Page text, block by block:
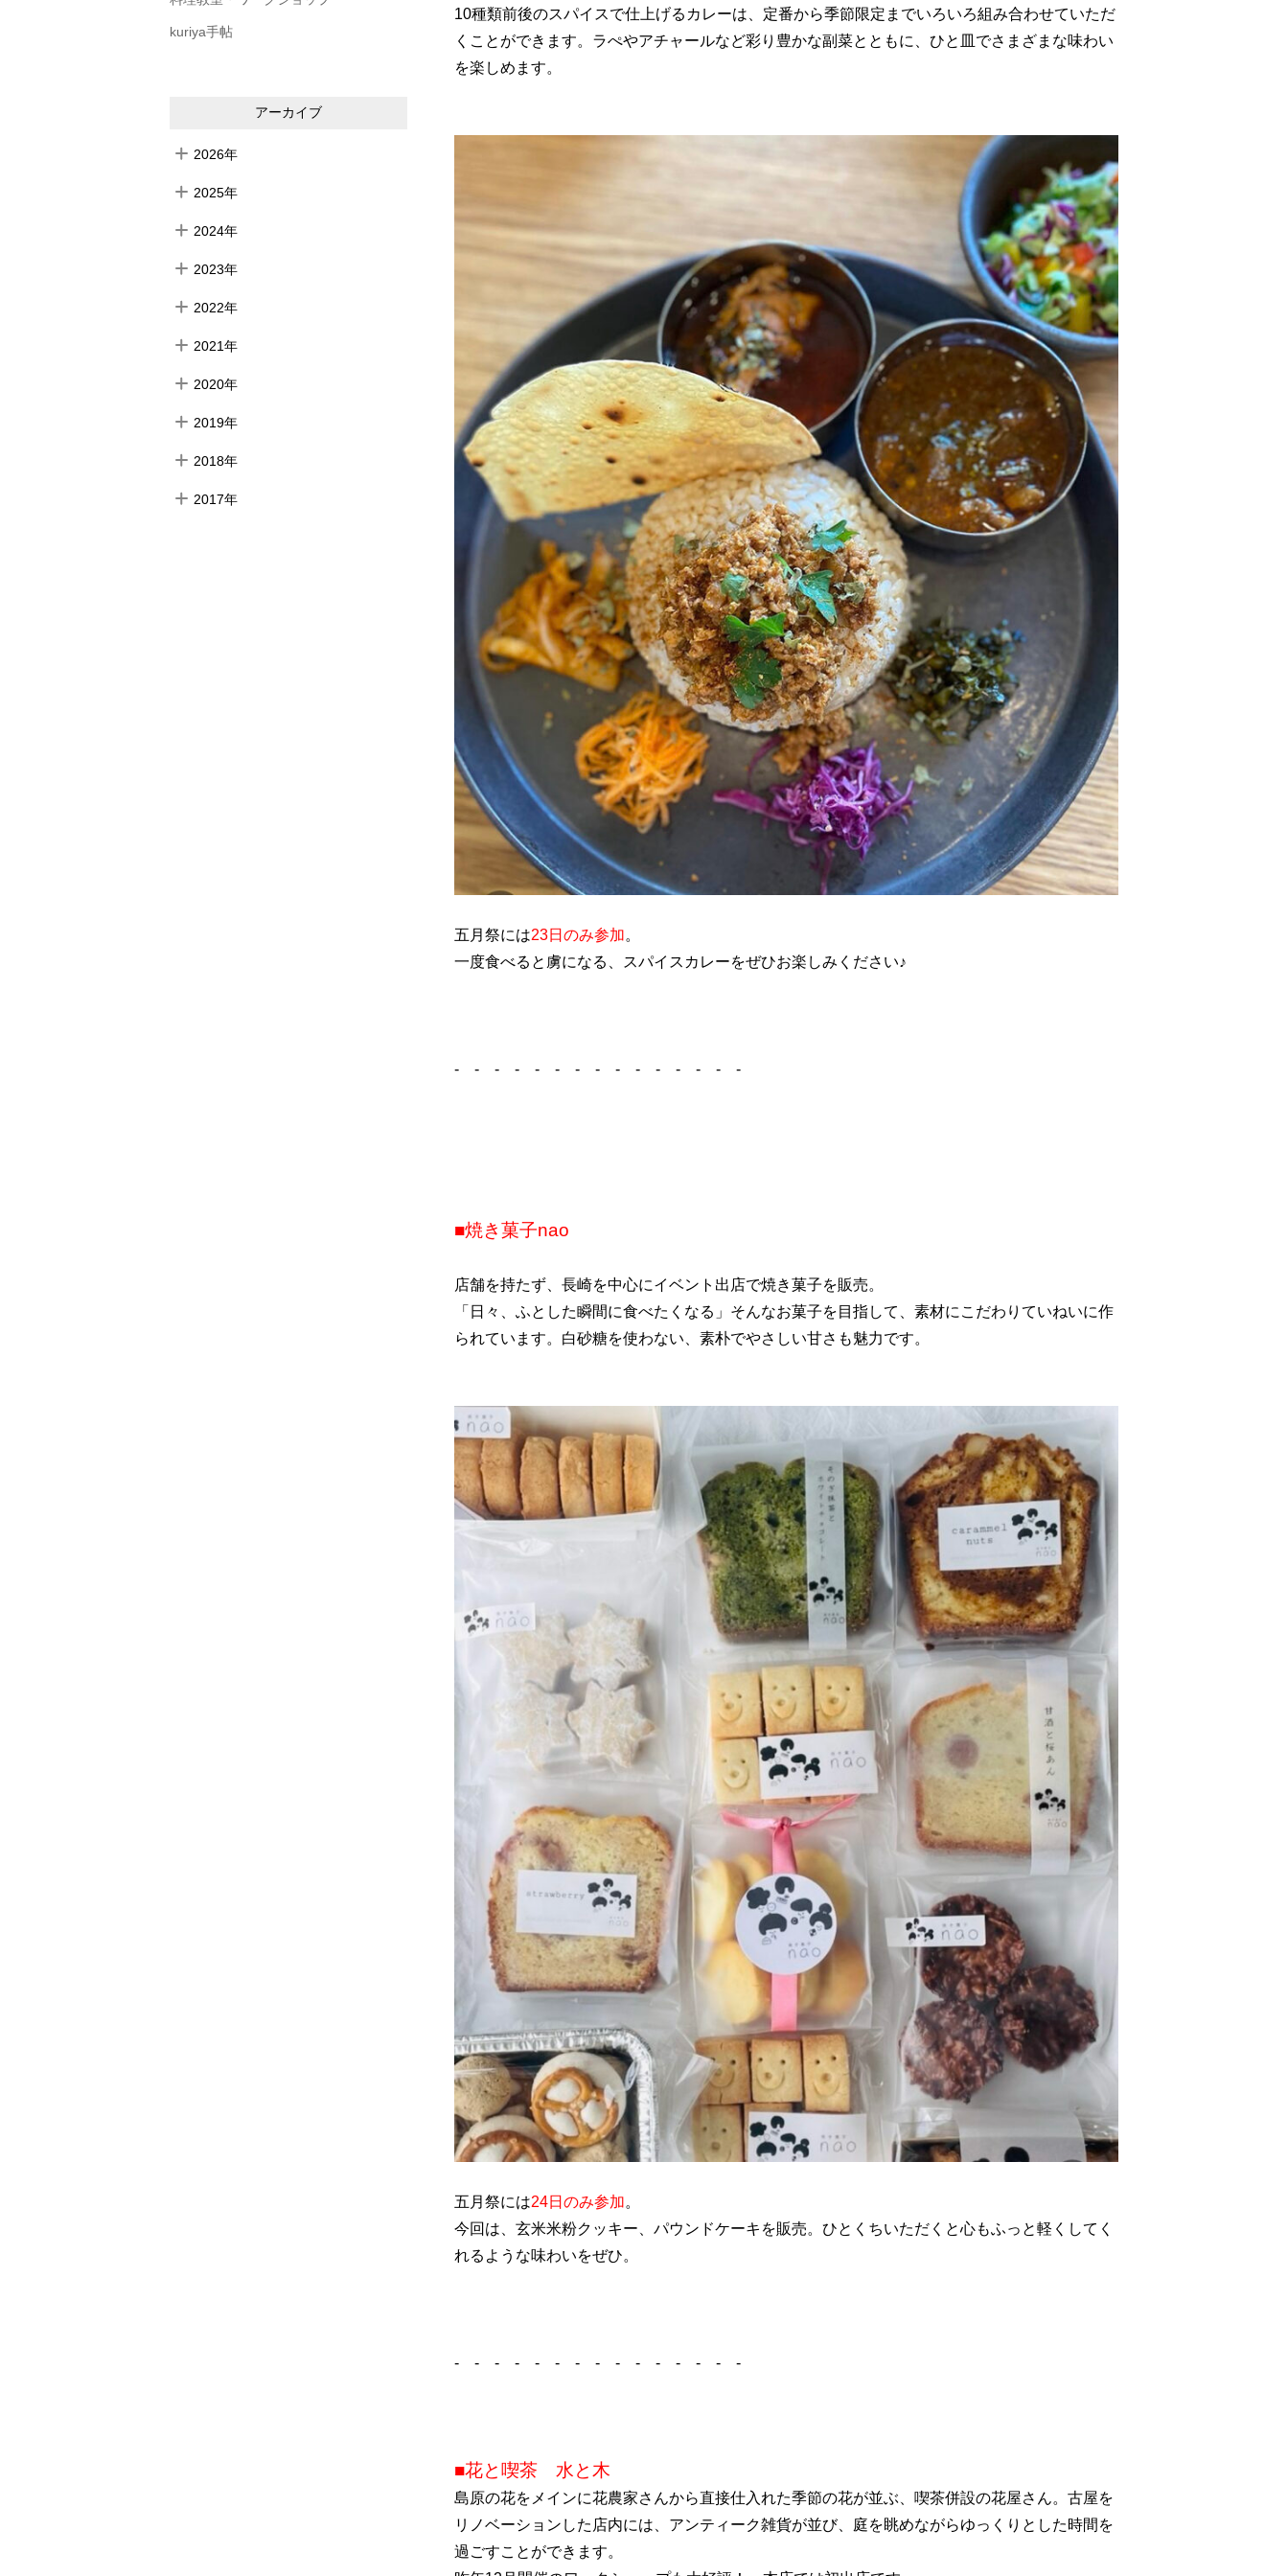
10種類前後のスパイスで仕上げるカレーは、定番から季節限定までいろいろ組み合わせていただ
くことができます。ラぺやアチャールなど彩り豊かな副菜とともに、ひと皿でさまざまな味わい
を楽しめます。
五月祭には23日のみ参加。
一度食べると虜になる、スパイスカレーをぜひお楽しみください♪
- - - - - - - - - - - - - - -
■焼き菓子nao
店舗を持たず、長崎を中心にイベント出店で焼き菓子を販売。
「日々、ふとした瞬間に食べたくなる」そんなお菓子を目指して、素材にこだわりていねいに作
られています。白砂糖を使わない、素朴でやさしい甘さも魅力です。
五月祭には24日のみ参加。
今回は、玄米米粉クッキー、パウンドケーキを販売。ひとくちいただくと心もふっと軽くしてく
れるような味わいをぜひ。
- - - - - - - - - - - - - - -
■花と喫茶 水と木
島原の花をメインに花農家さんから直接仕入れた季節の花が並ぶ、喫茶併設の花屋さん。古屋を
リノベーションした店内には、アンティーク雑貨が並び、庭を眺めながらゆっくりとした時間を
過ごすことができます。
kuriya手帖
アーカイブ
2026年
2025年
2024年
2023年
2022年
2021年
2020年
2019年
2018年
2017年